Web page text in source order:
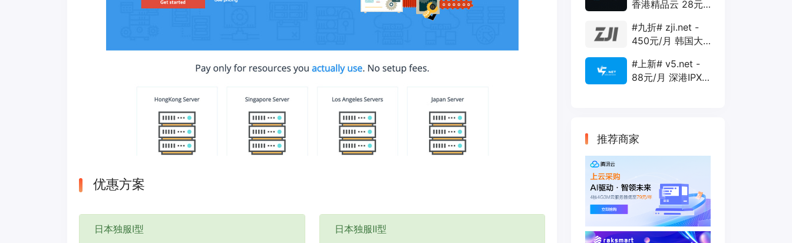
优惠方案
日本独服I型 日本独服II型
香港精品云 28元/
AS10099+移动
CMI
#九折# zji.net -
450元/月 韩国大
优化和纯国际线路
#上新# v5.net -
88元/月 深港IPX
推荐商家